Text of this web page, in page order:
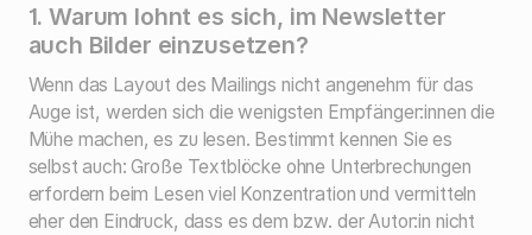
1. Warum lohnt es sich, im Newsletter
auch Bilder einzusetzen?
Wenn das Layout des Mailings nicht angenehm für das
Auge ist, werden sich die wenigsten Empfänger:innen die
Mühe machen, es zu lesen. Bestimmt kennen Sie es
selbst auch: Große Textblöcke ohne Unterbrechungen
erfordern beim Lesen viel Konzentration und vermitteln
eher den Eindruck, dass es dem bzw. der Autor:in nicht